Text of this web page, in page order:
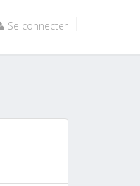
Se connecter